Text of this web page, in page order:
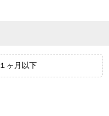
１ヶ月以下